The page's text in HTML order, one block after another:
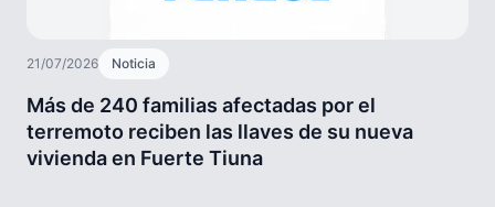
21/07/2026 Noticia
Más de 240 familias afectadas por el
terremoto reciben las llaves de su nueva
vivienda en Fuerte Tiuna